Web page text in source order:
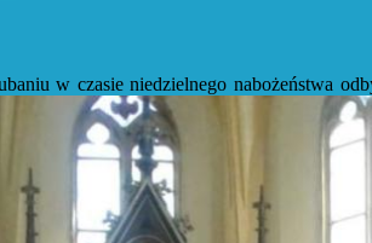
w czasie niedzielnego nabożeństwa